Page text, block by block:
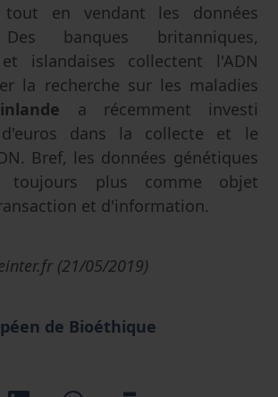
en vendant les données
banques britanniques,
islandaises collectent l'ADN
la recherche sur les maladies
a récemment investi
dans la collecte et le
Bref, les données génétiques
toujours plus comme objet
et d'information.
(21/05/2019)
de Bioéthique